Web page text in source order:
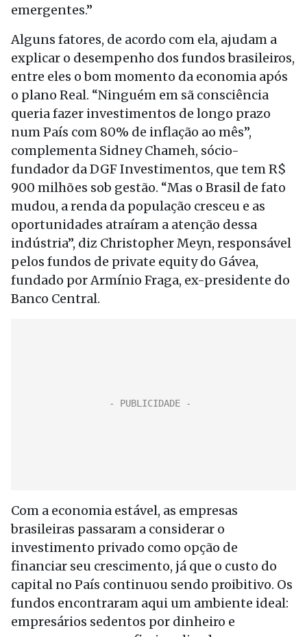
emergentes.”
Alguns fatores, de acordo com ela, ajudam a
explicar o desempenho dos fundos brasileiros,
entre eles o bom momento da economia após
o plano Real. “Ninguém em sã consciência
queria fazer investimentos de longo prazo
num País com 80% de inflação ao mês”,
complementa Sidney Chameh, sócio-
fundador da DGF Investimentos, que tem R$
900 milhões sob gestão. “Mas o Brasil de fato
mudou, a renda da população cresceu e as
oportunidades atraíram a atenção dessa
indústria”, diz Christopher Meyn, responsável
pelos fundos de private equity do Gávea,
fundado por Armínio Fraga, ex-presidente do
Banco Central.
Com a economia estável, as empresas
brasileiras passaram a considerar o
investimento privado como opção de
financiar seu crescimento, já que o custo do
capital no País continuou sendo proibitivo. Os
fundos encontraram aqui um ambiente ideal:
empresários sedentos por dinheiro e